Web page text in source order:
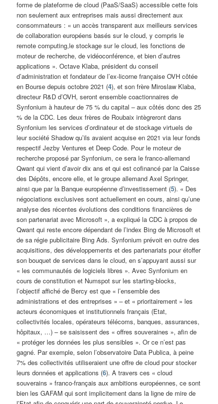
forme de plateforme de cloud (PaaS/SaaS) accessible cette fois
non seulement aux entreprises mais aussi directement aux
consommateurs : « un accès transparent aux meilleurs services
de collaboration européens basés sur le cloud, y compris le
remote computing,le stockage sur le cloud, les fonctions de
moteur de recherche, de vidéoconférence, et bien d’autres
applications ». Octave Klaba, président du conseil
d’administration et fondateur de l’ex-licorne française OVH côtée
en Bourse depuis octobre 2021 (4), et son frère Miroslaw Klaba,
directeur R&D d’OVH, seront ensemble coactionnaires de
Synfonium à hauteur de 75 % du capital – aux côtés donc des 25
% de la CDC. Les deux frères de Roubaix intègreront dans
Synfonium les services d’ordinateur et de stockage virtuels de
leur société Shadow qu’ils avaient acquise en 2021 via leur fonds
respectif Jezby Ventures et Deep Code. Pour le moteur de
recherche proposé par Synfonium, ce sera le franco-allemand
Qwant qui vient d’avoir dix ans et qui est cofinancé par la Caisse
des Dépôts, encore elle, et le groupe allemand Axel Springer,
ainsi que par la Banque européenne d’investissement (5). « Des
négociations exclusives sont actuellement en cours, ainsi qu’une
analyse des récentes évolutions des conditions financières de
son partenariat avec Microsoft », a expliqué la CDC à propos de
Qwant qui reste encore dépendant de l’index Bing de Microsoft et
de sa régie publicitaire Bing Ads. Synfonium prévoit en outre des
acquisitions, des développements et des partenariats pour étoffer
son bouquet de services dans le cloud, en s’appuyant aussi sur
« les communautés de logiciels libres ». Avec Synfonium en
cours de constitution et Numspot sur les starting-blocks,
l’objectif affiché de Bercy est que « l’ensemble des
administrations et des entreprises » – et « prioritairement » les
acteurs économiques et institutionnels français (Etat,
collectivités locales, opérateurs télécoms, banques, assurances,
hôpitaux, …) – se saisissent des « offres souveraines », afin de
« protéger les données les plus sensibles ». Or ce n’est pas
gagné. Par exemple, selon l’observatoire Data Publica, à peine
7% des collectivités utiliseraient une offre de cloud pour stocker
leurs données et applications (6). A travers ces « cloud
souverains » franco-français aux ambitions européennes, ce sont
bien les GAFAM qui sont implicitement dans la ligne de mire de